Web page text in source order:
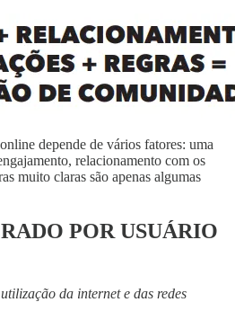
depende de vários fatores: uma
relacionamento com os
muito claras são apenas algumas
POR USUÁRIO
da internet e das redes